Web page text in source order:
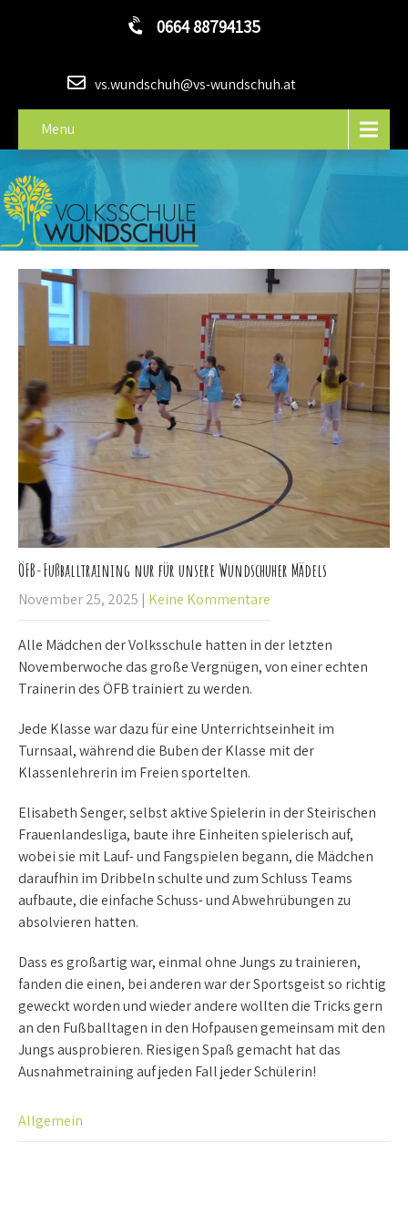
0664 88794135
vs.wundschuh@vs-wundschuh.at
Menu
ÖFB-Fußballtraining nur für unsere Wundschuher Mädels
November 25, 2025 | Keine Kommentare
Alle Mädchen der Volksschule hatten in der letzten
Novemberwoche das große Vergnügen, von einer echten
Trainerin des ÖFB trainiert zu werden.
Jede Klasse war dazu für eine Unterrichtseinheit im
Turnsaal, während die Buben der Klasse mit der
Klassenlehrerin im Freien sportelten.
Elisabeth Senger, selbst aktive Spielerin in der Steirischen
Frauenlandesliga, baute ihre Einheiten spielerisch auf,
wobei sie mit Lauf- und Fangspielen begann, die Mädchen
daraufhin im Dribbeln schulte und zum Schluss Teams
aufbaute, die einfache Schuss- und Abwehrübungen zu
absolvieren hatten.
Dass es großartig war, einmal ohne Jungs zu trainieren,
fanden die einen, bei anderen war der Sportsgeist so richtig
geweckt worden und wieder andere wollten die Tricks gern
an den Fußballtagen in den Hofpausen gemeinsam mit den
Jungs ausprobieren. Riesigen Spaß gemacht hat das
Ausnahmetraining auf jeden Fall jeder Schülerin!
Allgemein